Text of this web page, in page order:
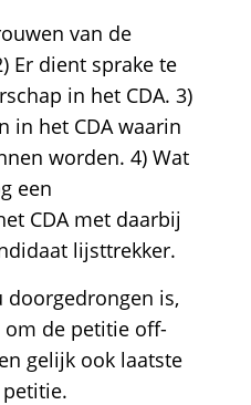
van de
Er dient sprake te
in het CDA. 3)
in het CDA waarin
worden. 4) Wat
een
CDA met daarbij
lijsttrekker.
is,
de petitie off-
gelijk ook laatste